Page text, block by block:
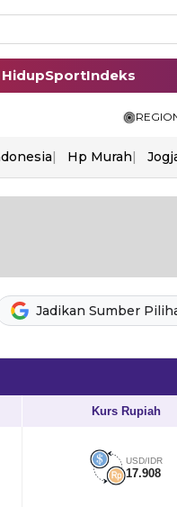
HidupSportIndeks
Hp Murah
Jadikan Sumber
Kurs Rupiah
USD/IDR
17.908